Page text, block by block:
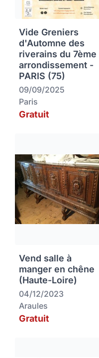
Vide Greniers
d'Automne des
riverains du 7ème
arrondissement -
PARIS (75)
09/09/2025
Paris
Gratuit
Vend salle à
manger en chêne
(Haute-Loire)
04/12/2023
Araules
Gratuit